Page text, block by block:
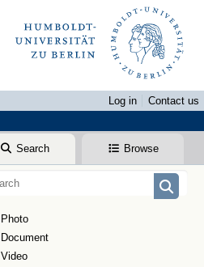
Log in
Contact us
Search Browse
Photo
Document
Video